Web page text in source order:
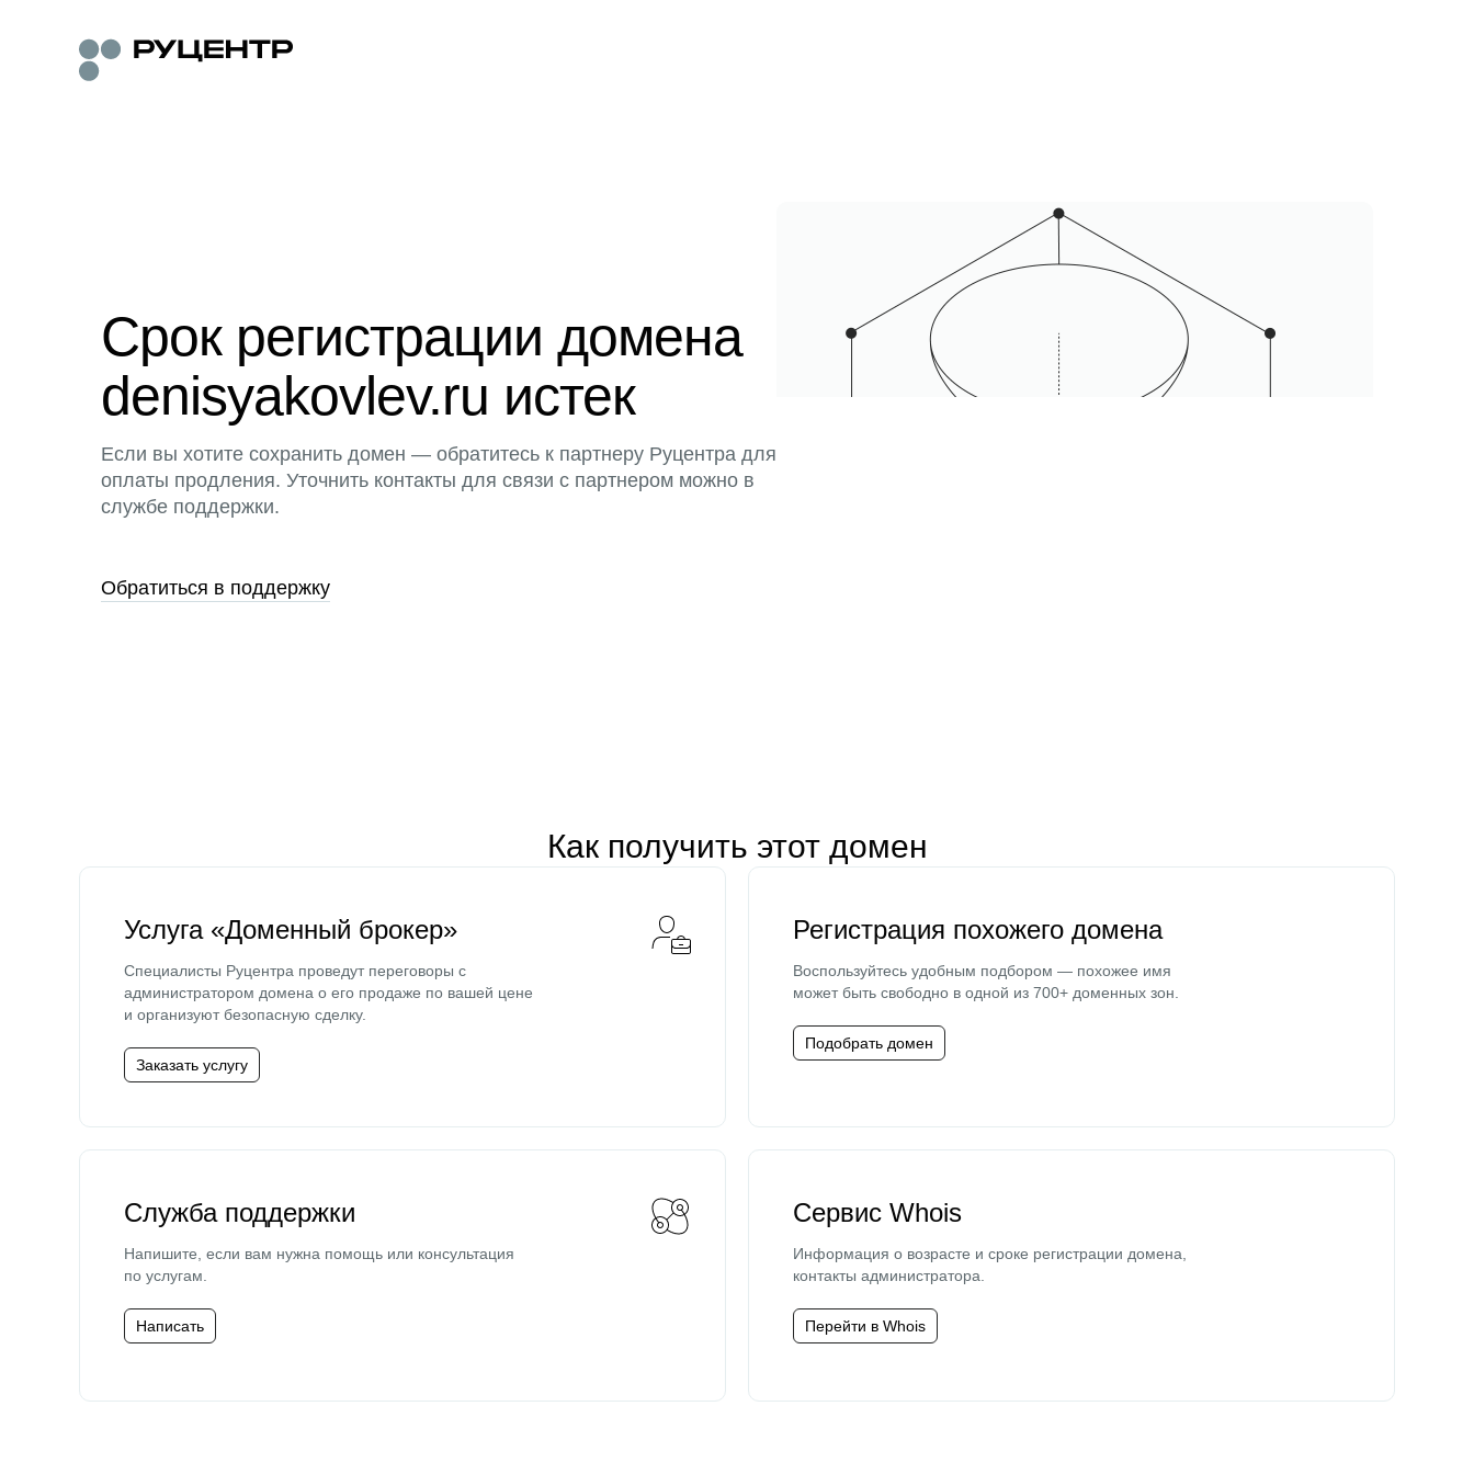
Срок регистрации домена
denisyakovlev.ru истек
Если вы хотите сохранить домен — обратитесь к партнеру Руцентра для
оплаты продления. Уточнить контакты для связи с партнером можно в
службе поддержки.
Обратиться в поддержку
Как получить этот домен
Услуга «Доменный брокер»
Специалисты Руцентра проведут переговоры с
администратором домена о его продаже по вашей цене
и организуют безопасную сделку.
Заказать услугу
Регистрация похожего домена
Воспользуйтесь удобным подбором — похожее имя
может быть свободно в одной из 700+ доменных зон.
Подобрать домен
Служба поддержки
Напишите, если вам нужна помощь или консультация
по услугам.
Написать
Сервис Whois
Информация о возрасте и сроке регистрации домена,
контакты администратора.
Перейти в Whois